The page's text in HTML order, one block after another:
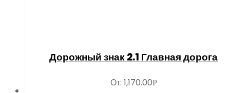
Дорожный знак 2.1 Главная дорога
От: 1,170.00Р